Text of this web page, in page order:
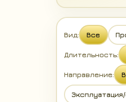
Вид: Все
Длительность:
Направление: